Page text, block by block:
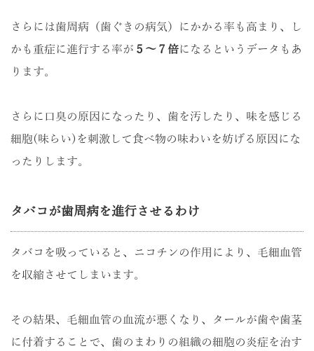
さらには歯周病（歯ぐきの病気）にかかる率も高まり、し
かも重症に進行する率が ５～７倍になるというデータもあ
ります。
さらに口臭の原因になったり、歯を汚したり、味を感じる
細胞(味らい)を刺激して食べ物の味わいを妨げる原因にな
ったりします。
タバコが歯周病を進行させるわけ
タバコを吸っていると、ニコチンの作用により、毛細血管
を収縮させてしまいます。
その結果、毛細血管の血流が悪くなり、タールが歯や歯茎
に付着することで、歯のまわりの組織の細胞の炎症を治す